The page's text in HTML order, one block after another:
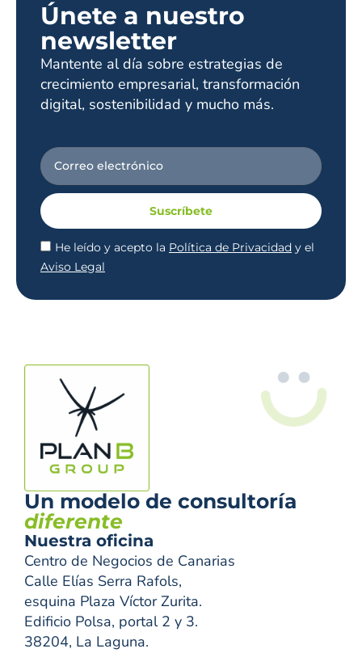
Únete a nuestro
newsletter
Mantente al día sobre estrategias de
crecimiento empresarial, transformación
digital, sostenibilidad y mucho más.
He leído y acepto la Política de Privacidad y el
Aviso Legal
Suscríbete
Un modelo de consultoría
diferente
Nuestra oficina
Centro de Negocios de Canarias
Calle Elías Serra Rafols,
esquina Plaza Víctor Zurita.
Edificio Polsa, portal 2 y 3.
38204, La Laguna.